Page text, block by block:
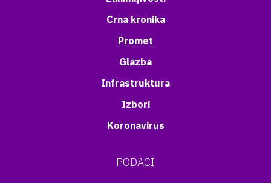
Crna kronika
Promet
Glazba
Infrastruktura
Izbori
Koronavirus
PODACI